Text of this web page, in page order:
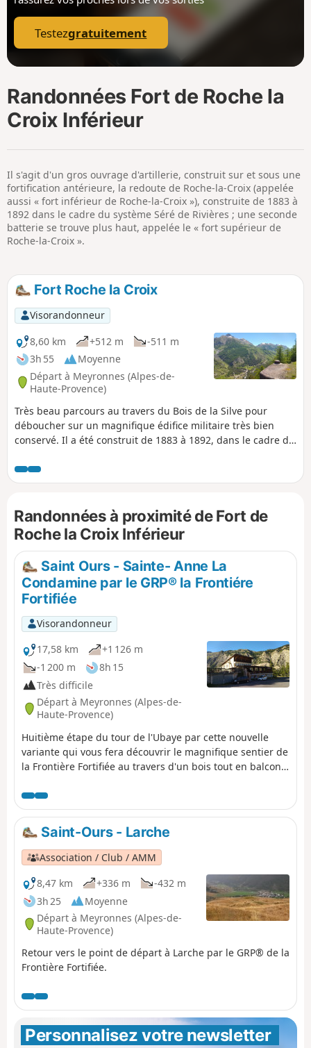
p
Testezgratuitement
Randonnées Fort de Roche la
Croix Inférieur
Il s'agit d'un gros ouvrage d'artillerie, construit sur et sous une
fortification antérieure, la redoute de Roche-la-Croix (appelée
aussi « fort inférieur de Roche-la-Croix »), construite de 1883 à
1892 dans le cadre du système Séré de Rivières ; une seconde
batterie se trouve plus haut, appelée le « fort supérieur de
Roche-la-Croix ».
Fort Roche la Croix
Visorandonneur
8,60 km
+512 m
-511 m
3h 55
Moyenne
Départ à Meyronnes (Alpes-de-
Haute-Provence)
Très beau parcours au travers du Bois de la Silve pour
déboucher sur un magnifique édifice militaire très bien
conservé. Il a été construit de 1883 à 1892, dans le cadre du
surplombant la vallée de l'Ubayette qui monte sur le Col de
Larche, à la frontière italienne. Le panorama sur la vallée
Randonnées à proximité de Fort de
Roche la Croix Inférieur
Saint Ours - Sainte- Anne La
Condamine par le GRP® la Frontiére
Fortifiée
Visorandonneur
17,58 km
+1 126 m
-1 200 m
8h 15
Très difficile
Départ à Meyronnes (Alpes-de-
Haute-Provence)
Huitième étape du tour de l'Ubaye par cette nouvelle
variante qui vous fera découvrir le magnifique sentier de
la Frontière Fortifiée au travers d'un bois tout en balcon
partie du sentier parfois un peu technique où il faut par
endroit être prudent. Une vue sur le Fort de Tournoux.
Après Meyronnes, possibilité d'aller aux Fort Intérieur, la
Roche la Croix et le Fort Supérieur. Le GR® 56 passait par
une partie de cette variante à partir de la Condamine-
Chatelard lorsque le Pas du Roy était inaccessible.
Saint-Ours - Larche
Association / Club / AMM
8,47 km
+336 m
-432 m
3h 25
Moyenne
Départ à Meyronnes (Alpes-de-
Haute-Provence)
Retour vers le point de départ à Larche par le GRP® de la
Frontière Fortifiée.
Personnalisez votre newsletter